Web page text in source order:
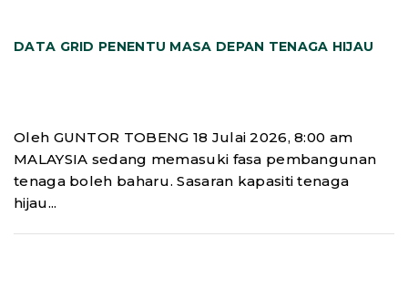
DATA GRID PENENTU MASA DEPAN TENAGA HIJAU
Oleh GUNTOR TOBENG 18 Julai 2026, 8:00 am
MALAYSIA sedang memasuki fasa pembangunan
tenaga boleh baharu. Sasaran kapasiti tenaga
hijau...